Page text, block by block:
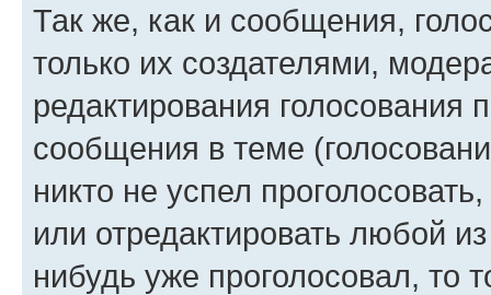
Так же, как и сообщения,
только их создателями,
редактирования голосования
сообщения в теме
никто не успел
или отредактировать любой
нибудь уже проголосовал, то